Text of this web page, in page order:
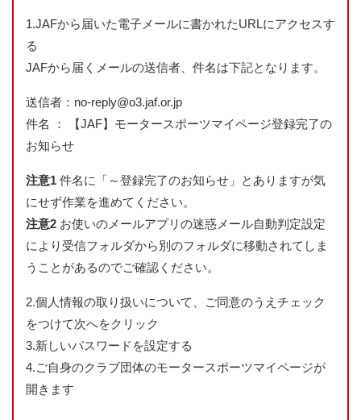
1.JAFから届いた電子メールに書かれたURLにアクセスす
る
JAFから届くメールの送信者、件名は下記となります。
送信者：no-reply@o3.jaf.or.jp
件名 ： 【JAF】モータースポーツマイページ登録完了の
お知らせ
注意1 件名に「～登録完了のお知らせ」とありますが気
にせず作業を進めてください。
注意2 お使いのメールアプリの迷惑メール自動判定設定
により受信フォルダから別のフォルダに移動されてしま
うことがあるのでご確認ください。
2.個人情報の取り扱いについて、ご同意のうえチェック
をつけて次へをクリック
3.新しいパスワードを設定する
4.ご自身のクラブ団体のモータースポーツマイページが
開きます